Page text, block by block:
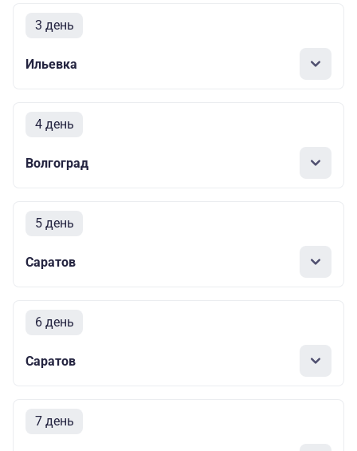
3 день
Ильевка
4 день
Волгоград
5 день
Саратов
6 день
Саратов
7 день